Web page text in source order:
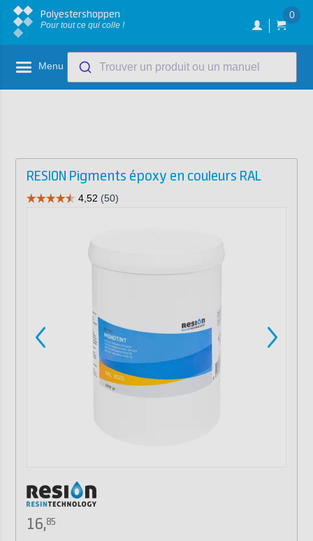
Polyestershoppen
Pour tout ce qui colle !
0
Menu Trouver un produit ou un manuel
RESION Pigments époxy en couleurs RAL
16,85